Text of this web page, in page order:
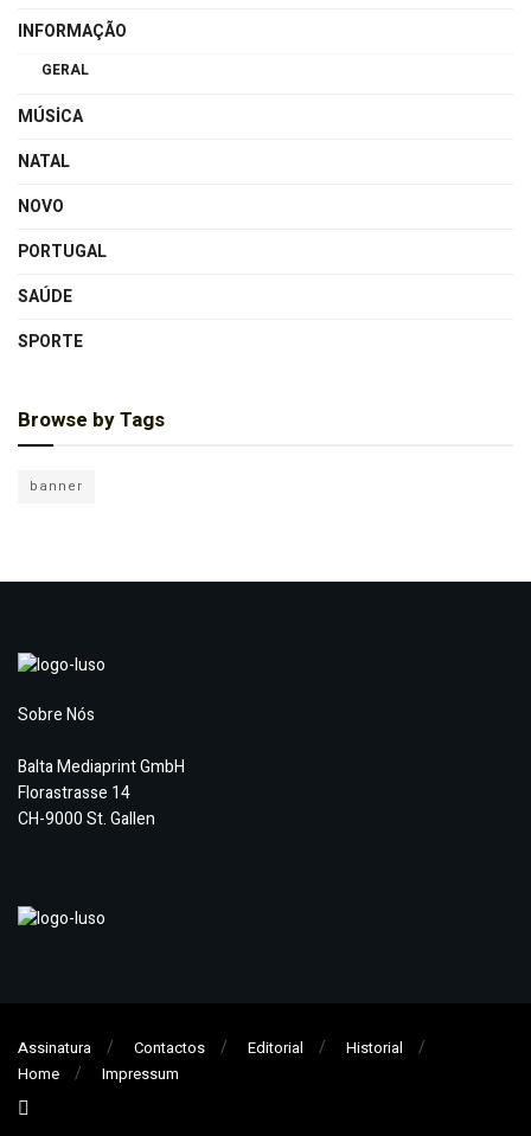
INFORMAÇÃO
GERAL
MÚSICA
NATAL
NOVO
PORTUGAL
SAÚDE
SPORTE
Browse by Tags
banner
Sobre Nós
Balta Mediaprint GmbH
Florastrasse 14
CH-9000 St. Gallen
Assinatura Contactos Editorial
Historial
Home
Impressum